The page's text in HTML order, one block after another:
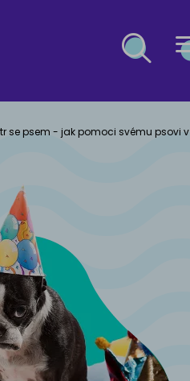
buldog
se psem - jak pomoci svému psovi v